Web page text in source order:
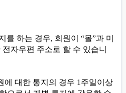
를 하는 경우, 회원이 “몰”과 미
자우편 주소로 할 수 있습니
에 대한 통지의 경우 1 주일이상